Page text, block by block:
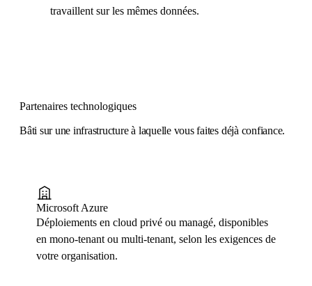
travaillent sur les mêmes données.
Partenaires technologiques
Bâti sur une infrastructure à laquelle vous faites déjà confiance.
Microsoft Azure
Déploiements en cloud privé ou managé, disponibles
en mono-tenant ou multi-tenant, selon les exigences de
votre organisation.